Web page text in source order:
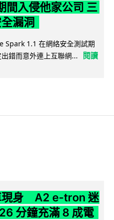
間入侵他家公司 三
漏洞
Spark 1.1 在網絡安全測試期
錯而意外連上互聯網...
閱讀
現身 A2 e-tron 迷
分鐘充滿 8 成電